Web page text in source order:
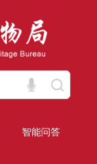
智能问答